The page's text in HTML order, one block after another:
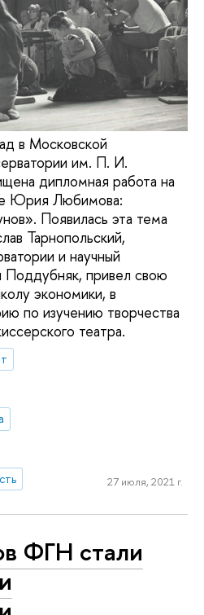
в Московской
им. П. И.
дипломная работа на
Юрия Любимова:
Появилась эта тема
Тарнопольский,
и научный
Поддубняк, привел свою
экономики, в
по изучению творчества
театра.
27 июля, 2021 г.
ФГН стали